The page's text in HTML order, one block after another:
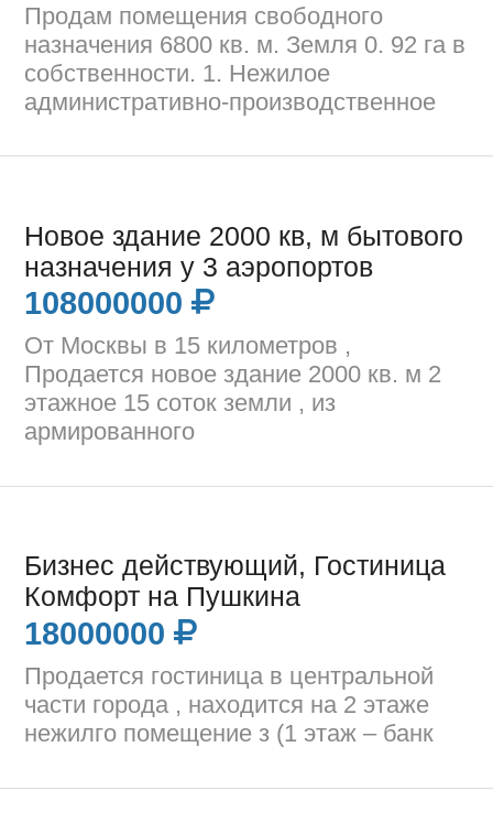
Продам помещения свободного
назначения 6800 кв. м. Земля 0. 92 га в
собственности. 1. Нежилое
административно-производственное
Новое здание 2000 кв, м бытового
назначения у 3 аэропортов
108000000
От Москвы в 15 километров ,
Продается новое здание 2000 кв. м 2
этажное 15 соток земли , из
армированного
Бизнес действующий, Гостиница
Комфорт на Пушкина
18000000
Продается гостиница в центральной
части города , находится на 2 этаже
нежилго помещение з (1 этаж – банк